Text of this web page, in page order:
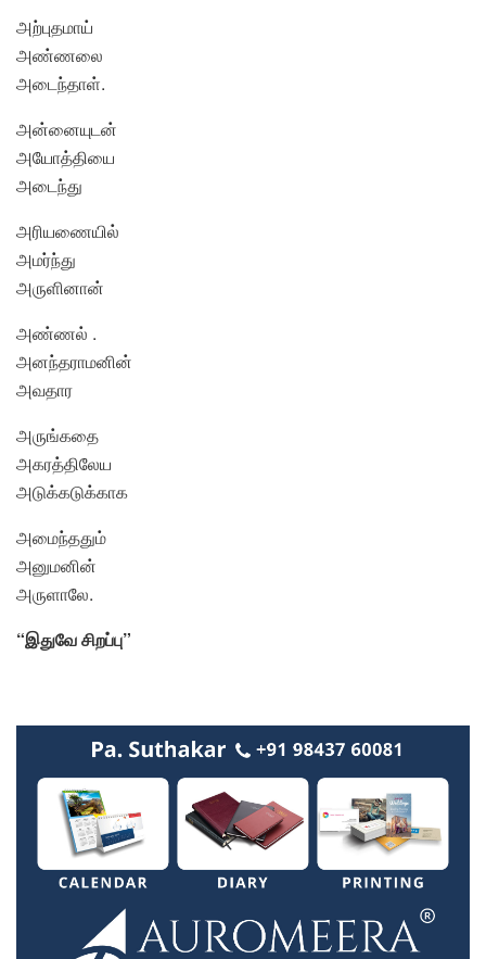
அற்புதமாய்
அண்ணலை
அடைந்தாள்.
அன்னையுடன்
அயோத்தியை
அடைந்து
அரியணையில்
அமர்ந்து
அருளினான்
அண்ணல் .
அனந்தராமனின்
அவதார
அருங்கதை
அகரத்திலேய
அடுக்கடுக்காக
அமைந்ததும்
அனுமனின்
அருளாலே.
“இதுவே சிறப்பு”